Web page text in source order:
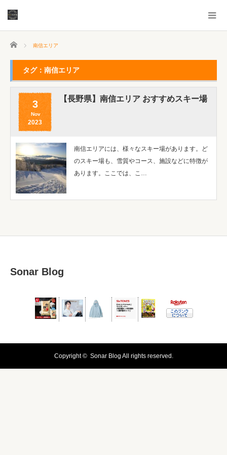
ホーム 南信エリア
タグ：南信エリア
3
Nov
2023
【長野県】南信エリア おすすめスキー場
南信エリアには、様々なスキー場があります。ど
のスキー場も、雪質やコース、施設などに特徴が
あります。ここでは、こ…
Sonar Blog
Copyright © Sonar Blog All rights reserved.